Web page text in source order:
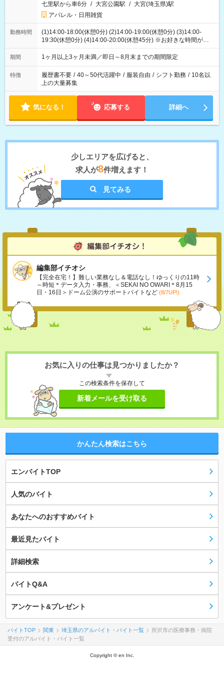
七里駅から車6分 / 大宮公園駅 / 大宮(埼玉県)駅
アパレル・日用雑貨
勤務時間
(1)14:00-18:00(休憩0分) (2)14:00-19:00(休憩0分) (3)14:00-
19:30(休憩0分) (4)14:00-20:00(休憩45分) ※お好きな時間が選べ
ます
期間 1ヶ月以上3ヶ月未満／即日～8月末までの期間限定
特徴 履歴書不要 / 40～50代活躍中 / 服装自由 / シフト勤務 / 10名以
上の大量募集
気になる！ 応募する 詳細へ
少しエリアを広げると、
求人が8件増えます！
見てみる
編集部イチオシ
【完全在宅！】難しい業務なし＆電話なし！ゆっくりの11時
～時短＊データ入力・事務、＜SEKAI NO OWARI＊8月15
日・16日＞ドーム公演のサポートバイトなど (8/7UP!)
お気に入りの仕事は見つかりましたか？
この検索条件を保存して
新着メールを受け取る
かんたん検索はこちら
エンバイトTOP
人気のバイト
あなたへのおすすめバイト
最近見たバイト
詳細検索
バイトQ&A
アンケート&プレゼント
バイトTOP 関東 埼玉県のアルバイト・バイト一覧
所沢市の医療事務・病院
受付のアルバイト・バイト一覧
Copyright © en Inc.